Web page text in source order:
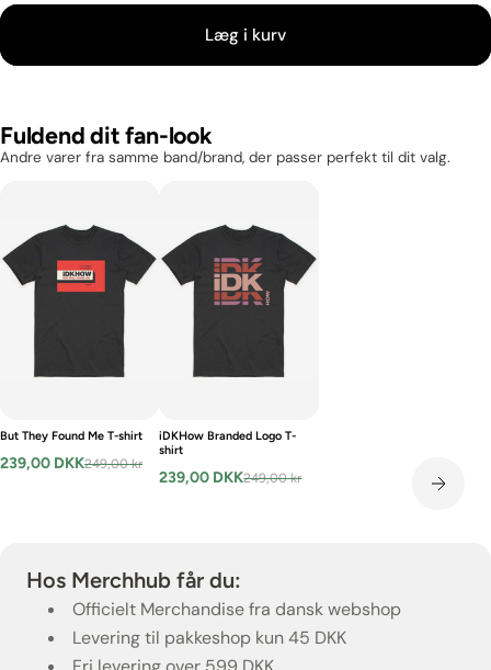
Læg i kurv
Fuldend dit fan-look
Andre varer fra samme band/brand, der passer perfekt til dit valg.
But They Found Me T-shirt
239,00 DKK249,00 kr
iDKHow Branded Logo T-
shirt
239,00 DKK249,00 kr
Hos Merchhub får du:
Officielt Merchandise fra dansk webshop
Levering til pakkeshop kun 45 DKK